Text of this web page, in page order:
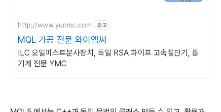
http://www.yunmc.com 광고
MQL 가공 전문 와이엠씨
ILC 오일미스트분사장치, 독일 RSA 파이프 고속절단기, 톱
기계 전문 YMC